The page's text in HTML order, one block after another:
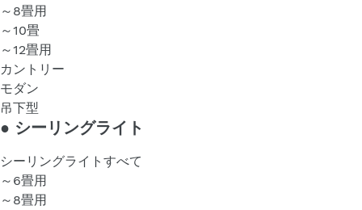
～8畳用
～10畳
～12畳用
カントリー
モダン
吊下型
● シーリングライト
シーリングライトすべて
～6畳用
～8畳用